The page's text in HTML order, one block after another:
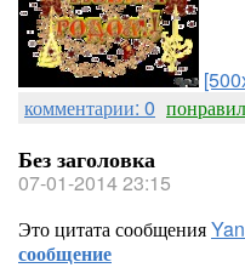
комментарии: 0
Без заголовка
07-01-2014 23:15
Это цитата сообщения
сообщение